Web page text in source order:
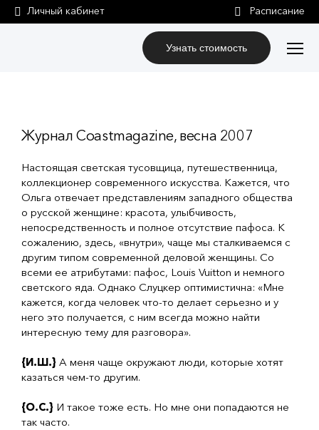
Личный кабинет
Узнать стоимость
Журнал Coastmagazine, весна 2007
Настоящая светская тусовщица, путешественница,
коллекционер современного искусства. Кажется, что
Ольга отвечает представлениям западного общества
о русской женщине: красота, улыбчивость,
непосредственность и полное отсутствие пафоса. К
сожалению, здесь, «внутри», чаще мы сталкиваемся с
другим типом современной деловой женщины. Со
всеми ее атрибутами: пафос, Louis Vuitton и немного
светского яда. Однако Слуцкер оптимистична: «Мне
кажется, когда человек что-то делает серьезно и у
него это получается, с ним всегда можно найти
интересную тему для разговора».
{И.Ш.} А меня чаще окружают люди, которые хотят
казаться чем-то другим.
{О.С.} И такое тоже есть. Но мне они попадаются не
так часто.